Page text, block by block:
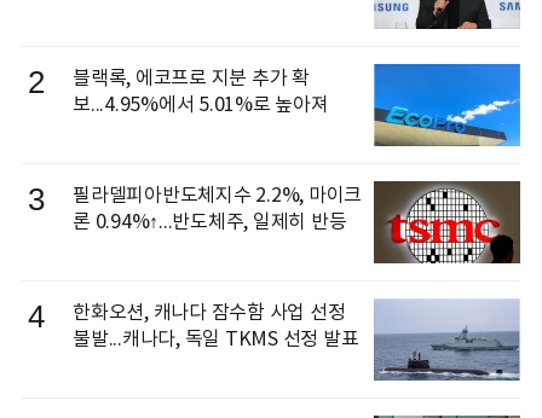
2
블랙록, 에코프로 지분 추가 확
보...4.95%에서 5.01%로 높아져
3
필라델피아반도체지수 2.2%, 마이크
론 0.94%↑...반도체주, 일제히 반등
4
한화오션, 캐나다 잠수함 사업 선정
불발...캐나다, 독일 TKMS 선정 발표